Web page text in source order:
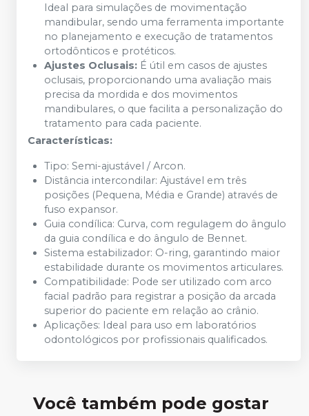
Ideal para simulações de movimentação
mandibular, sendo uma ferramenta importante
no planejamento e execução de tratamentos
ortodônticos e protéticos.
Ajustes Oclusais: É útil em casos de ajustes
oclusais, proporcionando uma avaliação mais
precisa da mordida e dos movimentos
mandibulares, o que facilita a personalização do
tratamento para cada paciente.
Características:
Tipo: Semi-ajustável / Arcon.
Distância intercondilar: Ajustável em três
posições (Pequena, Média e Grande) através de
fuso expansor.
Guia condílica: Curva, com regulagem do ângulo
da guia condílica e do ângulo de Bennet.
Sistema estabilizador: O-ring, garantindo maior
estabilidade durante os movimentos articulares.
Compatibilidade: Pode ser utilizado com arco
facial padrão para registrar a posição da arcada
superior do paciente em relação ao crânio.
Aplicações: Ideal para uso em laboratórios
odontológicos por profissionais qualificados.
Você também pode gostar